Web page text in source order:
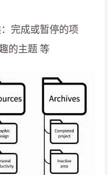
完成或暂停的项
的主题 等